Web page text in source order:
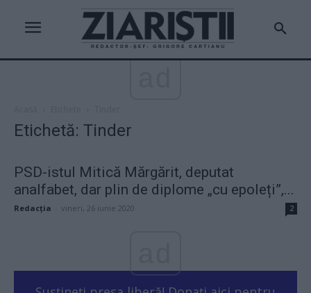
Etichetă: Tinder
PSD-istul Mitică Mărgărit, deputat
analfabet, dar plin de diplome „cu epoleți”,...
Redacţia vineri, 26 iunie 2020 2